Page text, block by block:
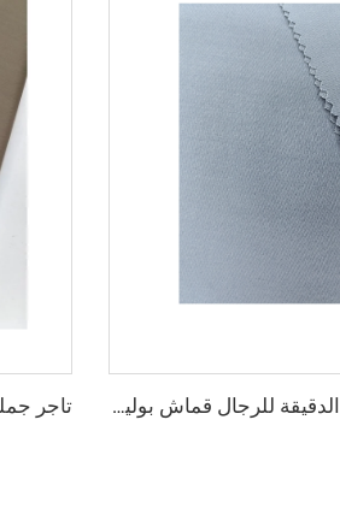
تاجر جملة قماش الألياف الدقيقة للرجال قماش بوليستر مجوف قماش toyobo قميص ثوب عربي